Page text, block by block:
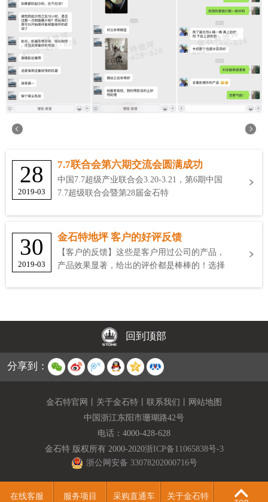
28
2019-03
7.7联合会第六期交流会圆满成功
中国7.7超级产业联合会3.20-3.21，第6期中国
7.7超级联合会暨第28届金石特
30
2019-03
金石特地坪 客户的好评反馈
【客户的反馈】这些是客户用过公司的产品，
产品效果显著，给出的评价都是棒棒的！选择
回到顶部
分享到：
金石特官网 关于金石特 联系我们
网站地图
中国浙江东阳市珊瑚路42号
电话： 4000-428-628
金石特 版权所有 2000-2020浙ICP备11065838号-3
浙公网安备 33078202000716号
在线客服 服务项目 采购直通车 关于金石特